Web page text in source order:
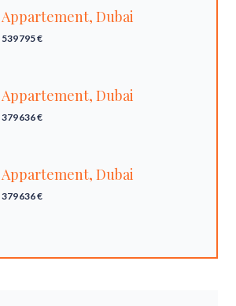
Appartement, Dubai
539 795 €
Appartement, Dubai
379 636 €
Appartement, Dubai
379 636 €